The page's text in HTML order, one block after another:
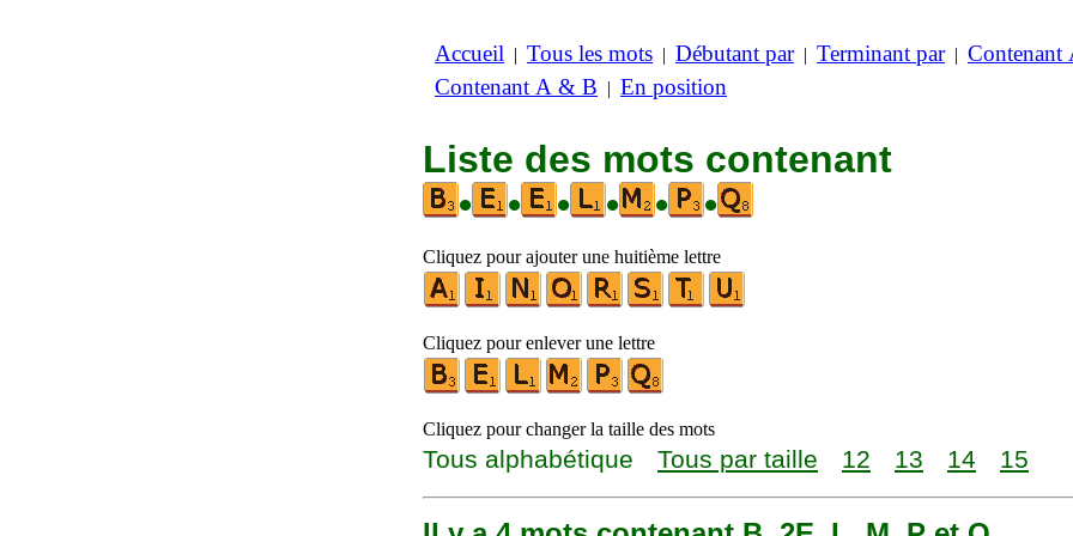
Accueil | Tous les mots | Débutant par| Terminant par| Contenant
Contenant A & B | En position
Liste des mots contenant
•
• • • • •
Cliquez pour ajouter une huitième lettre
Cliquez pour enlever une lettre
Cliquez pour changer la taille des mots
Tous alphabétique Tous par taille 12 13 14 15